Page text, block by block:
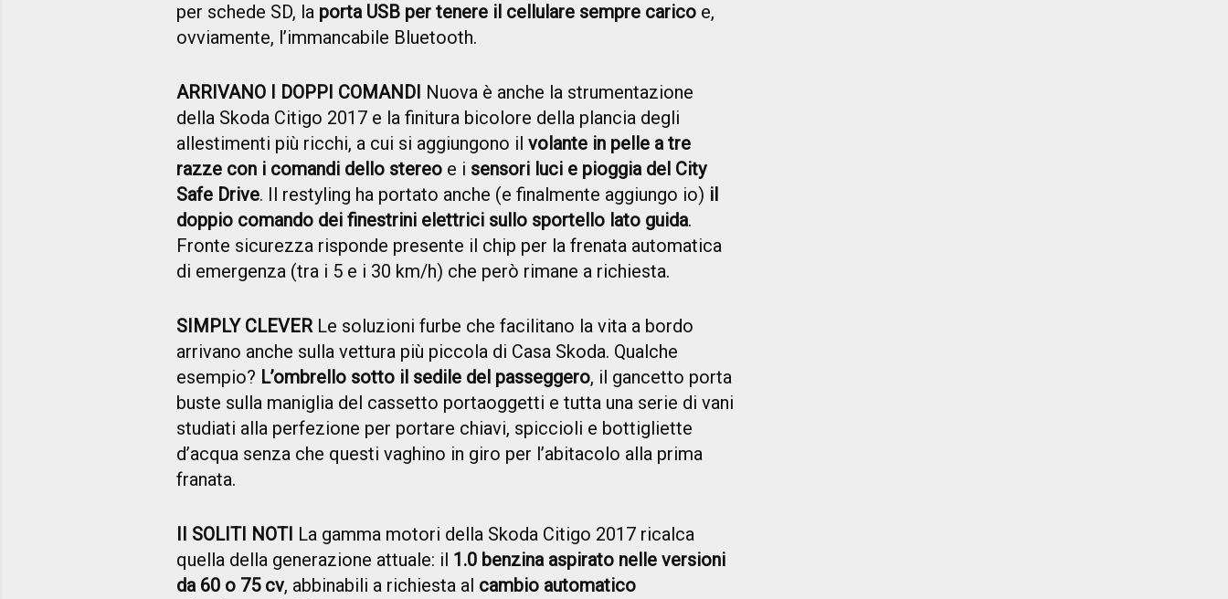
per schede SD, la porta USB per tenere il cellulare sempre carico e,
ovviamente, l’immancabile Bluetooth.
ARRIVANO I DOPPI COMANDI Nuova è anche la strumentazione
della Skoda Citigo 2017 e la finitura bicolore della plancia degli
allestimenti più ricchi, a cui si aggiungono il volante in pelle a tre
razze con i comandi dello stereo e i sensori luci e pioggia del City
Safe Drive. Il restyling ha portato anche (e finalmente aggiungo io) il
doppio comando dei finestrini elettrici sullo sportello lato guida.
Fronte sicurezza risponde presente il chip per la frenata automatica
di emergenza (tra i 5 e i 30 km/h) che però rimane a richiesta.
SIMPLY CLEVERLe soluzioni furbe che facilitano la vita a bordo
arrivano anche sulla vettura più piccola di Casa Skoda. Qualche
esempio? L’ombrello sotto il sedile del passeggero, il gancetto porta
buste sulla maniglia del cassetto portaoggetti e tutta una serie di vani
studiati alla perfezione per portare chiavi, spiccioli e bottigliette
d’acqua senza che questi vaghino in giro per l’abitacolo alla prima
franata.
II SOLITI NOTI La gamma motori della Skoda Citigo 2017 ricalca
quella della generazione attuale: il 1.0 benzina aspirato nelle versioni
da 60 o 75 cv, abbinabili a richiesta al cambio automatico